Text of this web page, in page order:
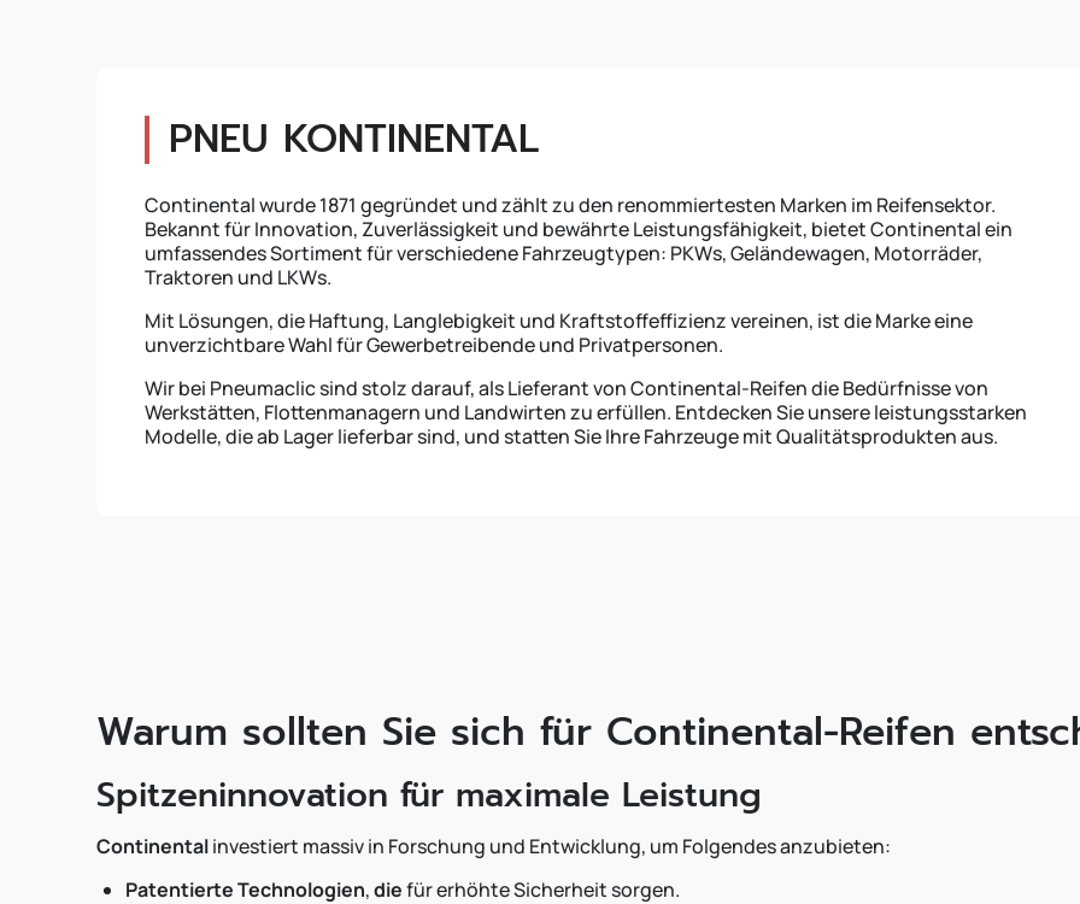
PNEU KONTINENTAL
Continental wurde 1871 gegründet und zählt zu den renommiertesten Marken im Reifensektor.
Bekannt für Innovation, Zuverlässigkeit und bewährte Leistungsfähigkeit, bietet Continental ein
umfassendes Sortiment für verschiedene Fahrzeugtypen: PKWs, Geländewagen, Motorräder,
Traktoren und LKWs.
Mit Lösungen, die Haftung, Langlebigkeit und Kraftstoffeffizienz vereinen, ist die Marke eine
unverzichtbare Wahl für Gewerbetreibende und Privatpersonen.
Wir bei Pneumaclic sind stolz darauf, als Lieferant von Continental-Reifen die Bedürfnisse von
Werkstätten, Flottenmanagern und Landwirten zu erfüllen. Entdecken Sie unsere leistungsstarken
Modelle, die ab Lager lieferbar sind, und statten Sie Ihre Fahrzeuge mit Qualitätsprodukten aus.
Warum sollten Sie sich für Continental-Reifen
Spitzeninnovation für maximale Leistung
Continentalinvestiert massiv in Forschung und Entwicklung, um Folgendes anzubieten:
Patentierte Technologien,diefür erhöhte Sicherheit sorgen.